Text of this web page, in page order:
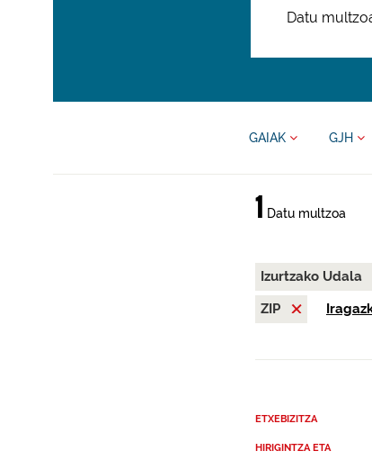
GAIAK GJH
1 Datu multzoa
Izurtzako Udala
ZIP
ETXEBIZITZA
HIRIGINTZA ETA